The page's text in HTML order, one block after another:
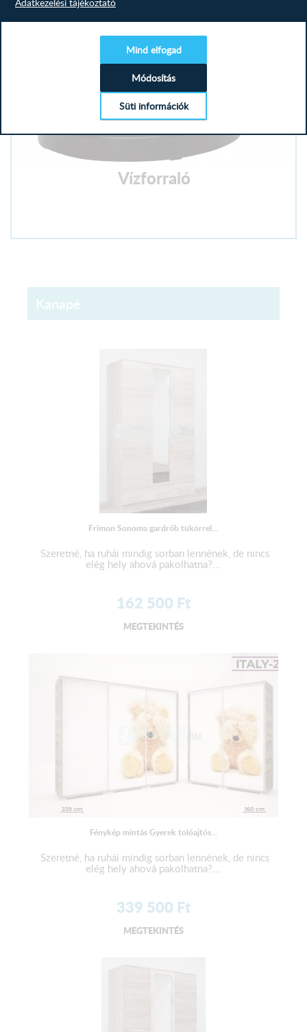
Vízforraló
Kanapé
Frimon Sonoma gardrób tükörrel...
Szeretné, ha ruhái mindig sorban lennének, de nincs
elég hely ahová pakolhatna?...
162 500 Ft
MEGTEKINTÉS
Fénykép mintás Gyerek tolóajtós...
Szeretné, ha ruhái mindig sorban lennének, de nincs
elég hely ahová pakolhatna?...
339 500 Ft
MEGTEKINTÉS
Mind elfogad
Módosítás
Süti információk